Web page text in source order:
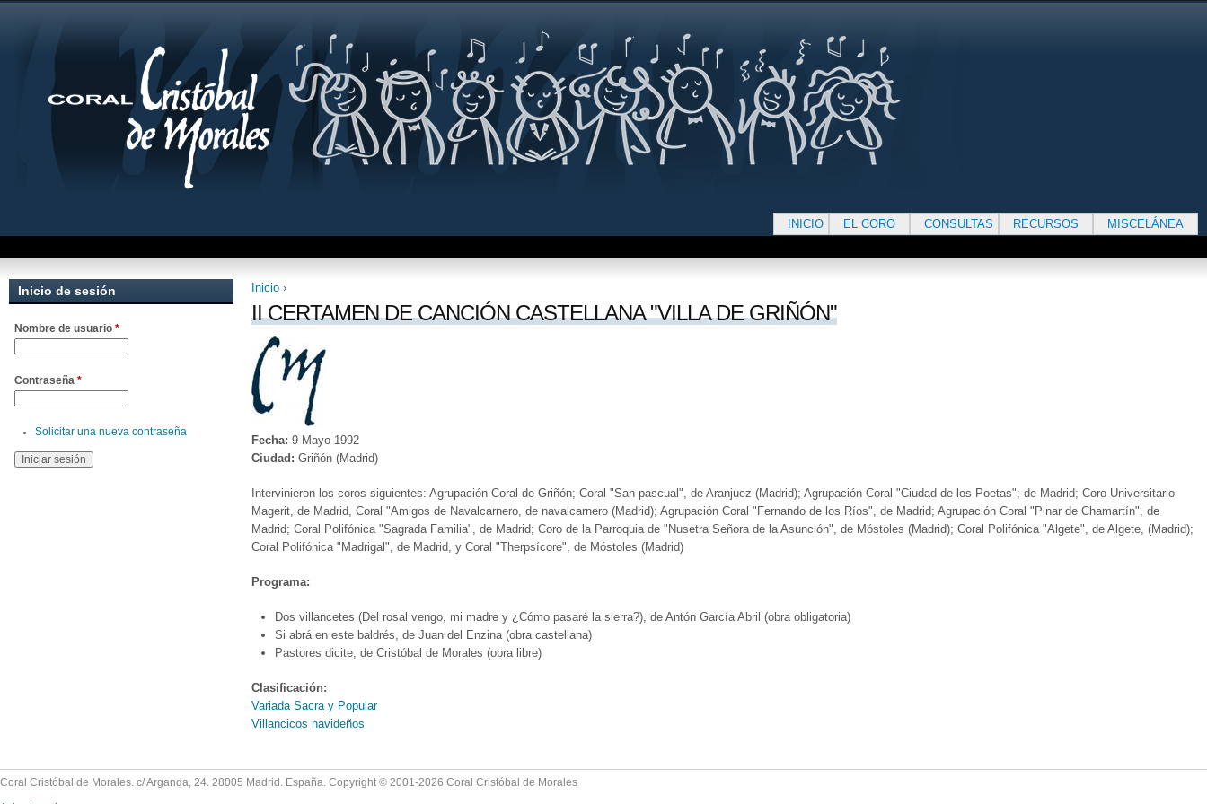
Se encuentra usted aquí
Inicio ›
II CERTAMEN DE CANCIÓN CASTELLANA "VILLA DE GRIÑÓN"
Fecha: 9 Mayo 1992
Ciudad: Griñón (Madrid)
Intervinieron los coros siguientes: Agrupación Coral de Griñón; Coral "San pascual", de Aranjuez (Madrid); Agrupación Coral "Ciudad de los Poetas"; de Madrid; Coro Universitario
Magerit, de Madrid, Coral "Amigos de Navalcarnero, de navalcarnero (Madrid); Agrupación Coral "Fernando de los Ríos", de Madrid; Agrupación Coral "Pinar de Chamartín", de
Madrid; Coral Polifónica "Sagrada Familia", de Madrid; Coro de la Parroquia de "Nusetra Señora de la Asunción", de Móstoles (Madrid); Coral Polifónica "Algete", de Algete, (Madrid);
Coral Polifónica "Madrigal", de Madrid, y Coral "Therpsícore", de Móstoles (Madrid)
Programa:
Dos villancetes (Del rosal vengo, mi madre y ¿Cómo pasaré la sierra?), de Antón García Abril (obra obligatoria)
Si abrá en este baldrés, de Juan del Enzina (obra castellana)
Pastores dicite, de Cristóbal de Morales (obra libre)
Clasificación:
Variada Sacra y Popular
Villancicos navideños
INICIO EL CORO CONSULTAS RECURSOS MISCELÁNEA
Inicio de sesión
Nombre de usuario *
Contraseña *
Solicitar una nueva contraseña
Coral Cristóbal de Morales. c/ Arganda, 24. 28005 Madrid. España. Copyright © 2001-2026 Coral Cristóbal de Morales